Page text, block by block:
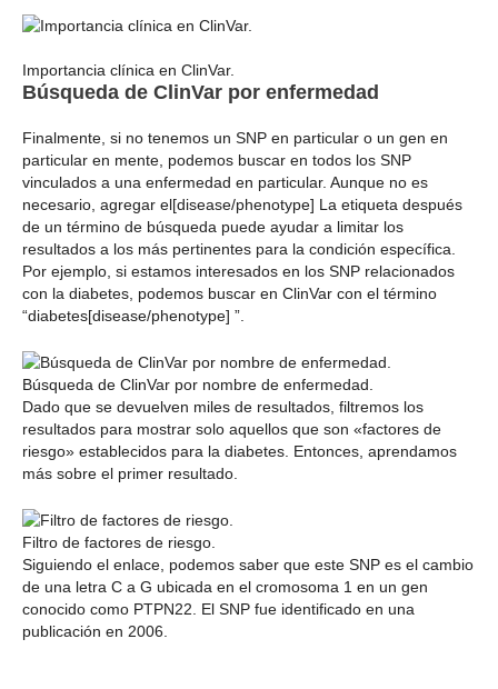
Importancia clínica en ClinVar.
Búsqueda de ClinVar por enfermedad
Finalmente, si no tenemos un SNP en particular o un gen en
particular en mente, podemos buscar en todos los SNP
vinculados a una enfermedad en particular. Aunque no es
necesario, agregar el[disease/phenotype] La etiqueta después
de un término de búsqueda puede ayudar a limitar los
resultados a los más pertinentes para la condición específica.
Por ejemplo, si estamos interesados en los SNP relacionados
con la diabetes, podemos buscar en ClinVar con el término
“diabetes[disease/phenotype] ”.
Búsqueda de ClinVar por nombre de enfermedad.
Dado que se devuelven miles de resultados, filtremos los
resultados para mostrar solo aquellos que son «factores de
riesgo» establecidos para la diabetes. Entonces, aprendamos
más sobre el primer resultado.
Filtro de factores de riesgo.
Siguiendo el enlace, podemos saber que este SNP es el cambio
de una letra C a G ubicada en el cromosoma 1 en un gen
conocido como PTPN22. El SNP fue identificado en una
publicación en 2006.